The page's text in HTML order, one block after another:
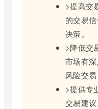
>提高交
的交易
决策。
>降低交
市场有
风险交易
>提供专
交易建